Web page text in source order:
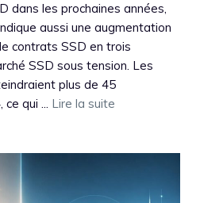
dans les prochaines années,
aussi une augmentation
contrats SSD en trois
SSD sous tension. Les
plus de 45
qui ... Lire la suite